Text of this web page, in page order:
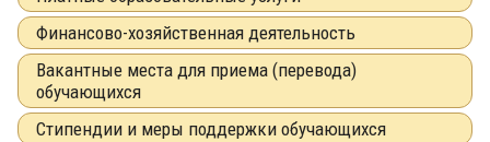
Финансово-хозяйственная деятельность
Вакантные места для приема (перевода)
обучающихся
Стипендии и меры поддержки обучающихся